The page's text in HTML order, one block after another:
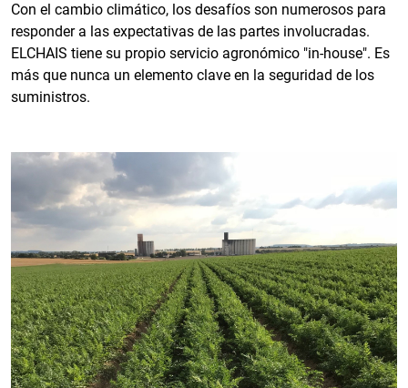
Con el cambio climático, los desafíos son numerosos para
responder a las expectativas de las partes involucradas.
ELCHAIS tiene su propio servicio agronómico "in-house". Es
más que nunca un elemento clave en la seguridad de los
suministros.